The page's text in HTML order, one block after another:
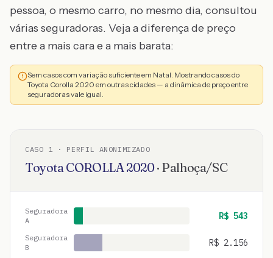
pessoa, o mesmo carro, no mesmo dia, consultou
várias seguradoras. Veja a diferença de preço
entre a mais cara e a mais barata:
Sem casos com variação suficiente em Natal. Mostrando casos do
Toyota Corolla 2020 em outras cidades — a dinâmica de preço entre
seguradoras vale igual.
CASO 1 · PERFIL ANONIMIZADO
ToyotaCOROLLA2020· Palhoça/SC
Seguradora
A
R$ 543
Seguradora
B
R$ 2.156